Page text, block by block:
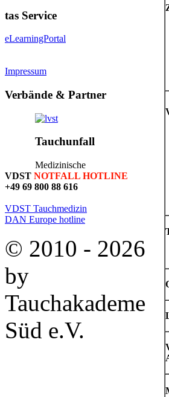
tas Service
eLearningPortal
Impressum
Verbände & Partner
Tauchunfall
Medizinische
VDST NOTFALL HOTLINE
+49 69 800 88 616
VDST Tauchmedizin
DAN Europe hotline
© 2010 - 2026
by
Tauchakademe
Süd e.V.